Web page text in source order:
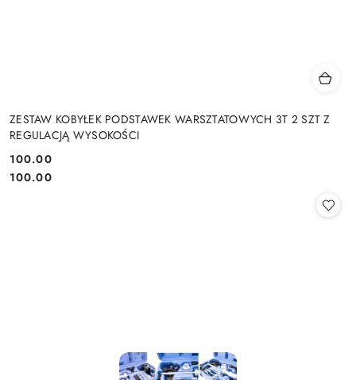
ZESTAW KOBYŁEK PODSTAWEK WARSZTATOWYCH 3T 2 SZT Z
REGULACJĄ WYSOKOŚCI
Cena:
100.00
Cena:
100.00